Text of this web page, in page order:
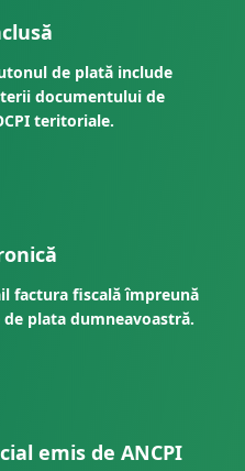
de plată include
documentului de
teritoriale.
factura fiscală împreună
plata dumneavoastră.
emis de ANCPI